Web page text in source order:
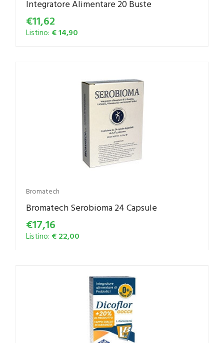
Integratore Alimentare 20 Buste
€11,62
Listino: € 14,90
Bromatech
Bromatech Serobioma 24 Capsule
€17,16
Listino: € 22,00